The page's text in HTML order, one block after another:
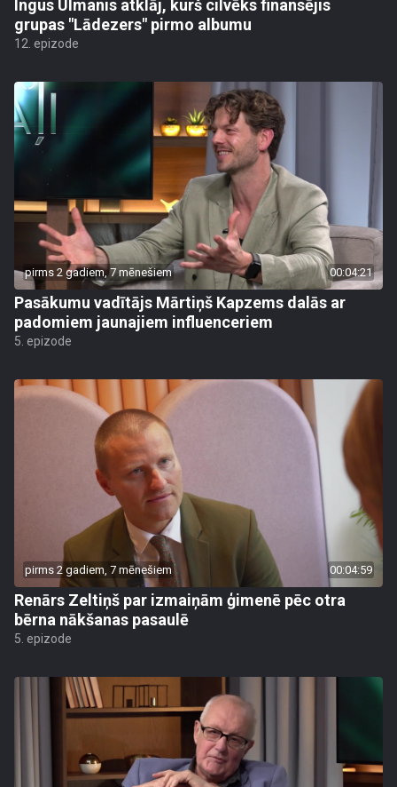
Ingus Ulmanis atklāj, kurš cilvēks finansējis
grupas "Lādezers" pirmo albumu
12. epizode
pirms 2 gadiem, 7 mēnešiem 00:04:21
Pasākumu vadītājs Mārtiņš Kapzems dalās ar
padomiem jaunajiem influenceriem
5. epizode
pirms 2 gadiem, 7 mēnešiem 00:04:59
Renārs Zeltiņš par izmaiņām ģimenē pēc otra
bērna nākšanas pasaulē
5. epizode